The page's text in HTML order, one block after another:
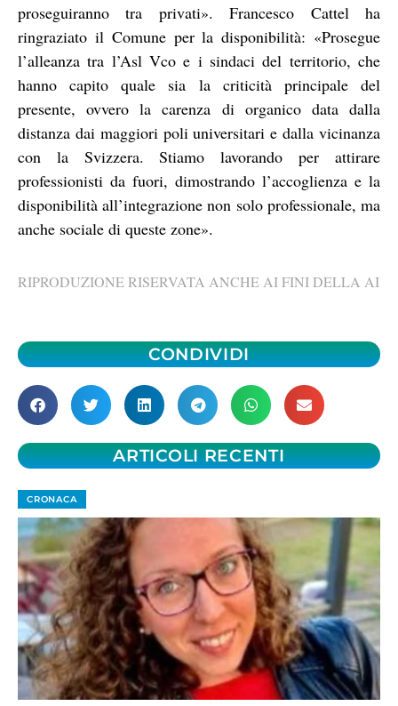
proseguiranno tra privati». Francesco Cattel ha
ringraziato il Comune per la disponibilità: «Prosegue
l’alleanza tra l’Asl Vco e i sindaci del territorio, che
hanno capito quale sia la criticità principale del
presente, ovvero la carenza di organico data dalla
distanza dai maggiori poli universitari e dalla vicinanza
con la Svizzera. Stiamo lavorando per attirare
professionisti da fuori, dimostrando l’accoglienza e la
disponibilità all’integrazione non solo professionale, ma
anche sociale di queste zone».
RIPRODUZIONE RISERVATA ANCHE AI FINI DELLA AI
CONDIVIDI
ARTICOLI RECENTI
CRONACA